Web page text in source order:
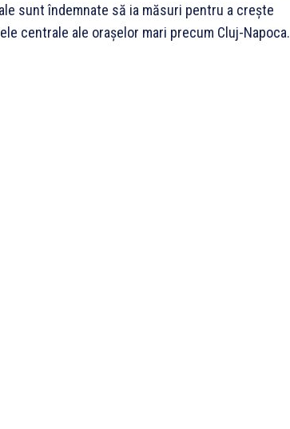
sunt îndemnate să ia măsuri pentru a crește
centrale ale orașelor mari precum Cluj-Napoca.